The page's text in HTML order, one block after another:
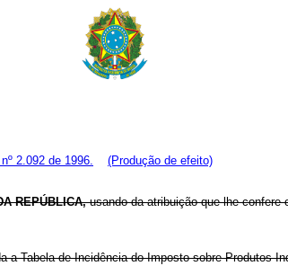
2.092 de 1996.
(Produção de efeito)
REPÚBLICA,usando da atribuição que lhe
a Tabela de Incidência do Imposto sobre Produtos